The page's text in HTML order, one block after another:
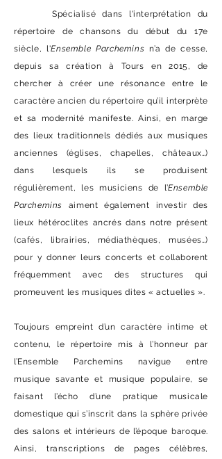
Spécialisé dans l'interprétation du
répertoire de chansons du début du 17e
siècle, l'Ensemble Parcheminsn’a de cesse,
depuis sa création à Tours en 2015, de
chercher à créer une résonance entre le
caractère ancien du répertoire qu’il interprète
et sa modernité manifeste.Ainsi, en marge
des lieux traditionnels dédiés aux musiques
anciennes (églises, chapelles, châteaux…)
dans lesquels ils se produisent
régulièrement, les musiciens de l’Ensemble
Parchemins aiment également investir des
lieux hétéroclites ancrés dans notre présent
(cafés, librairies, médiathèques, musées…)
pour y donner leurs concerts et collaborent
fréquemment avec des structures qui
promeuvent les musiques dites « actuelles ».
​Toujours empreint d’un caractère intime et
contenu, le répertoire mis à l’honneur par
l’Ensemble Parchemins navigue entre
musique savante et musique populaire, se
faisant l’écho d’une pratique musicale
domestique qui s’inscrit dans la sphère privée
des salons et intérieurs de l’époque baroque.
Ainsi, transcriptions de pages célèbres,